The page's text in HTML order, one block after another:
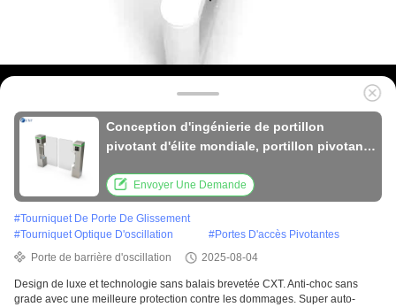
Conception d'ingénierie de portillon
pivotant d'élite mondiale, portillon pivotant
Envoyer Une Demande
#Tourniquet De Porte De Glissement
#Tourniquet Optique D'oscillation #Portes D'accès Pivotantes
Porte de barrière d'oscillation
2025-08-04
Design de luxe et technologie sans balais brevetée CXT. Anti-choc sans
grade avec une meilleure protection contre les dommages. Super auto-